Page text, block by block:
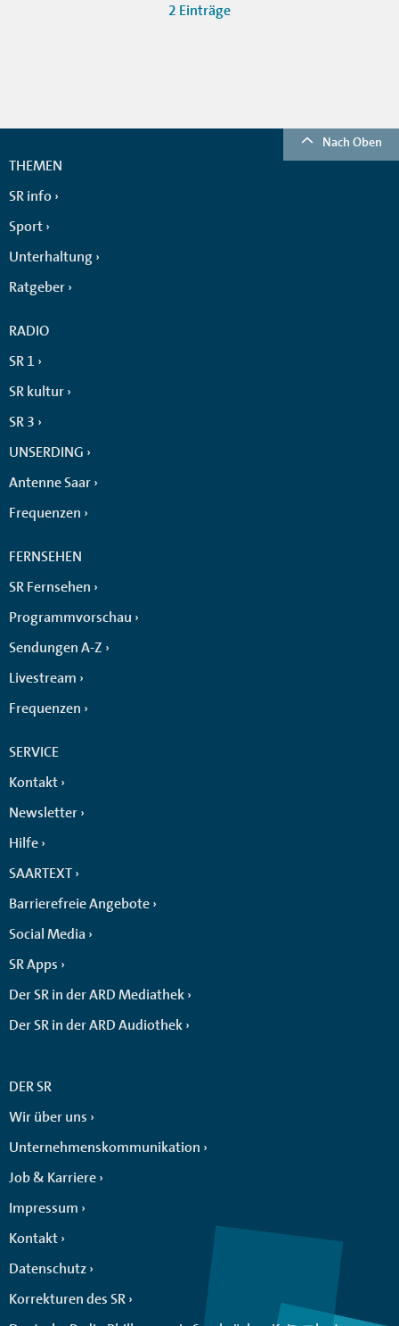
2 Einträge
Nach Oben
THEMEN
SR info
Sport
Unterhaltung
Ratgeber
RADIO
SR 1
SR kultur
SR 3
UNSERDING
Antenne Saar
Frequenzen
FERNSEHEN
SR Fernsehen
Programmvorschau
Sendungen A-Z
Livestream
Frequenzen
SERVICE
Kontakt
Newsletter
Hilfe
SAARTEXT
Barrierefreie Angebote
Social Media
SR Apps
Der SR in der ARD Mediathek
Der SR in der ARD Audiothek
DER SR
Wir über uns
Unternehmenskommunikation
Job & Karriere
Impressum
Kontakt
Datenschutz
Korrekturen des SR